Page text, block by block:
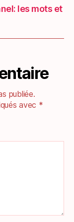
les mots et
publiée.
avec *